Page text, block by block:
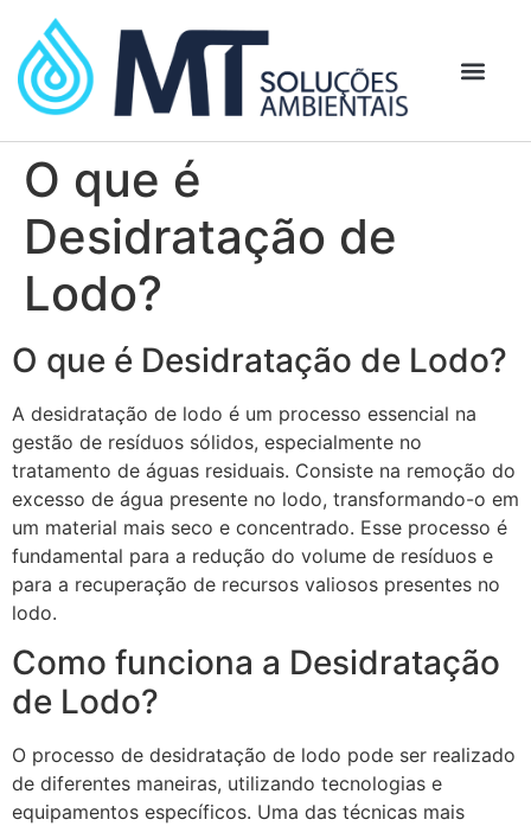
O que é
Desidratação de
Lodo?
O que é Desidratação de Lodo?
A desidratação de lodo é um processo essencial na
gestão de resíduos sólidos, especialmente no
tratamento de águas residuais. Consiste na remoção do
excesso de água presente no lodo, transformando-o em
um material mais seco e concentrado. Esse processo é
fundamental para a redução do volume de resíduos e
para a recuperação de recursos valiosos presentes no
lodo.
Como funciona a Desidratação
de Lodo?
O processo de desidratação de lodo pode ser realizado
de diferentes maneiras, utilizando tecnologias e
equipamentos específicos. Uma das técnicas mais